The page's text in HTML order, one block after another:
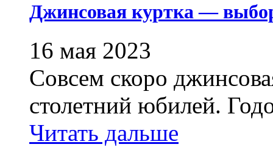
Джинсовая куртка —
16 мая 2023
Совсем скоро
столетний юбилей.
Читать дальше